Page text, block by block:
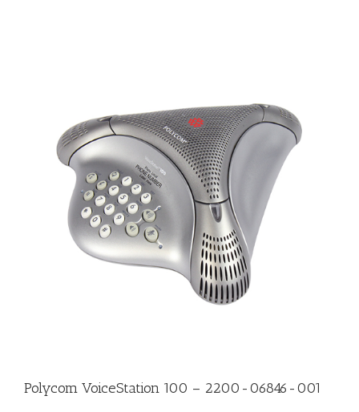
Polycom VoiceStation 100 – 2200-06846-001